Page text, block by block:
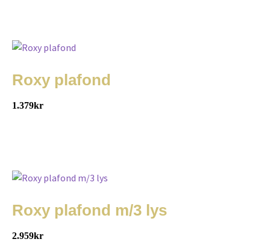
Roxy plafond
1.379kr
Roxy plafond m/3 lys
2.959kr